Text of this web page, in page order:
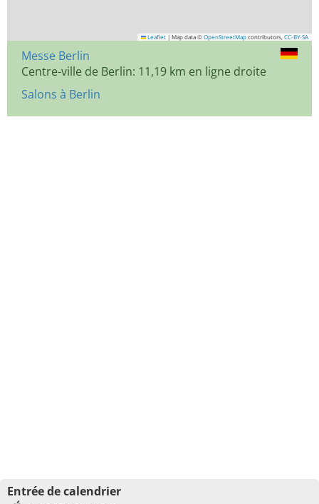
Leaflet | Map data © OpenStreetMap contributors, CC-BY-SA
Messe Berlin
Centre-ville de Berlin: 11,19 km en ligne droite
Salons à Berlin
Entrée de calendrier